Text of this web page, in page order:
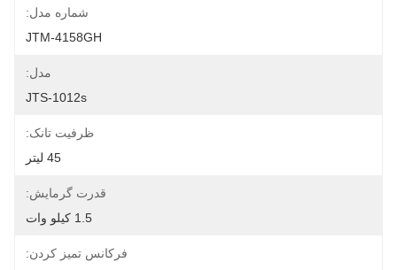
شماره مدل:
JTM-4158GH
مدل:
JTS-1012s
ظرفیت تانک:
45 لیتر
قدرت گرمایش:
1.5 کیلو وات
فرکانس تمیز کردن: